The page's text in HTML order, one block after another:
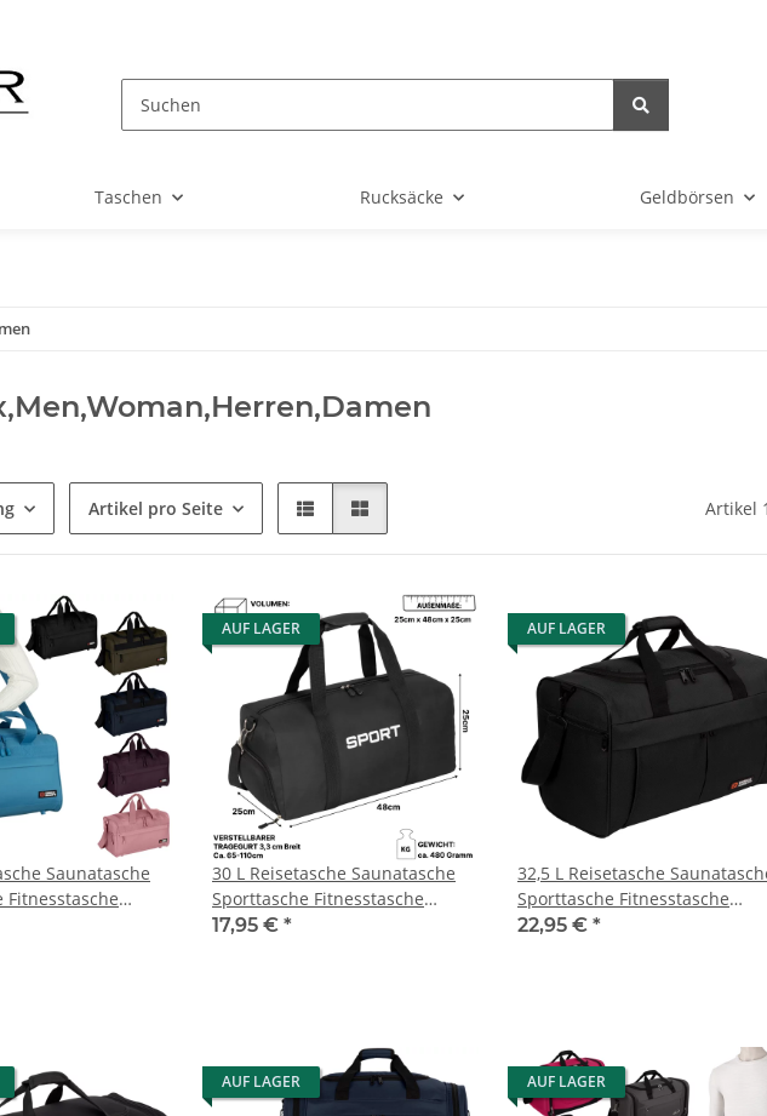
Taschen Rucksäcke Geldbörsen
Artikel pro Seite Artikel
Saunatasche
Fitnesstasche
Kinder
AUF LAGER
30 L Reisetasche Saunatasche
Sporttasche Fitnesstasche
Damen Herren Kinder (626)
17,95 € *
AUF LAGER
32,5 L Reisetasche
Sporttasche Fitnesstasche
Damen Herren Kinder
22,95 € *
AUF LAGER AUF LAGER